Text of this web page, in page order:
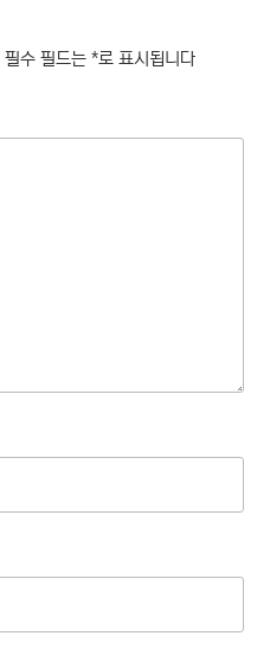
필수 필드는*로 표시됩니다